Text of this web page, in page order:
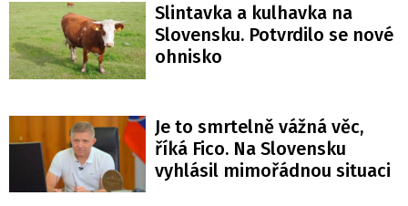
Slintavka a kulhavka na
Slovensku. Potvrdilo se nové
ohnisko
Je to smrtelně vážná věc,
říká Fico. Na Slovensku
vyhlásil mimořádnou situaci